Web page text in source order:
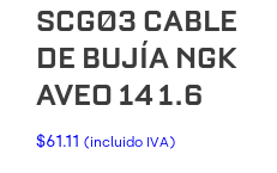
SCG03 CABLE
DE BUJÍA NGK
AVEO 14 1.6
$61.11 (incluido IVA)